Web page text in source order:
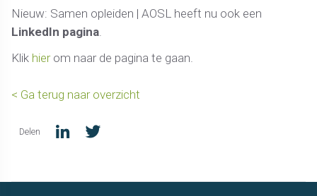
Nieuw: Samen opleiden | AOSL heeft nu ook een
LinkedIn pagina
Klik hierom naar de pagina te gaan.
< Ga terug naar overzicht
Delen